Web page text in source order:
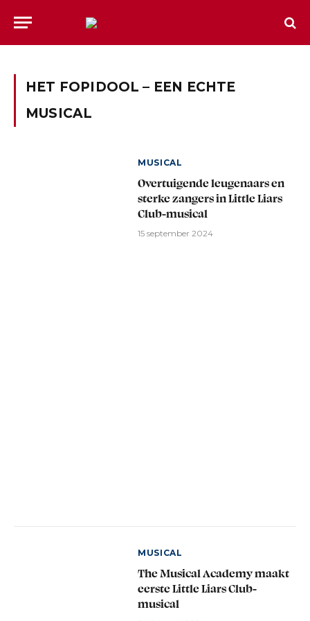
HET FOPIDOOL – EEN ECHTE
MUSICAL
MUSICAL
Overtuigende leugenaars en
sterke zangers in Little Liars
Club-musical
15 september 2024
MUSICAL
The Musical Academy maakt
eerste Little Liars Club-
musical